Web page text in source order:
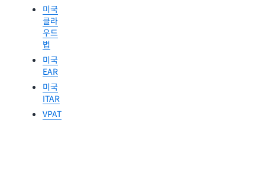
미국
클라
우드
법
미국
EAR
미국
ITAR
VPAT